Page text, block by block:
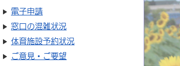
電子申請
窓口の混雑状況
体育施設予約状況
ご意見・ご要望